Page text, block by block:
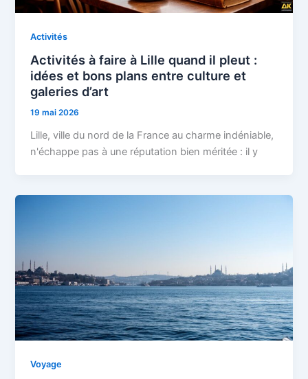
Activités
Activités à faire à Lille quand il pleut :
idées et bons plans entre culture et
galeries d’art
19 mai 2026
Lille, ville du nord de la France au charme indéniable,
n'échappe pas à une réputation bien méritée : il y
Voyage